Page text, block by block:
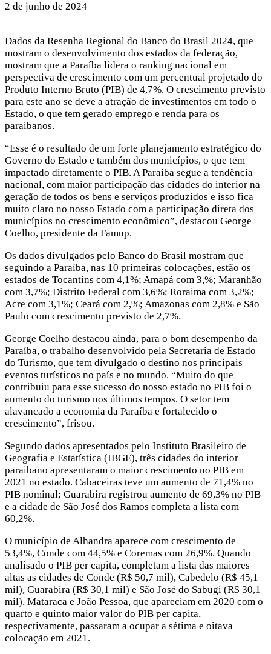
2 de junho de 2024
Dados da Resenha Regional do Banco do Brasil 2024, que
mostram o desenvolvimento dos estados da federação,
mostram que a Paraíba lidera o ranking nacional em
perspectiva de crescimento com um percentual projetado do
Produto Interno Bruto (PIB) de 4,7%. O crescimento previsto
para este ano se deve a atração de investimentos em todo o
Estado, o que tem gerado emprego e renda para os
paraibanos.
“Esse é o resultado de um forte planejamento estratégico do
Governo do Estado e também dos municípios, o que tem
impactado diretamente o PIB. A Paraíba segue a tendência
nacional, com maior participação das cidades do interior na
geração de todos os bens e serviços produzidos e isso fica
muito claro no nosso Estado com a participação direta dos
municípios no crescimento econômico”, destacou George
Coelho, presidente da Famup.
Os dados divulgados pelo Banco do Brasil mostram que
seguindo a Paraíba, nas 10 primeiras colocações, estão os
estados de Tocantins com 4,1%; Amapá com 3,%; Maranhão
com 3,7%; Distrito Federal com 3,6%; Roraima com 3,2%;
Acre com 3,1%; Ceará com 2,%; Amazonas com 2,8% e São
Paulo com crescimento previsto de 2,7%.
George Coelho destacou ainda, para o bom desempenho da
Paraíba, o trabalho desenvolvido pela Secretaria de Estado
do Turismo, que tem divulgado o destino nos principais
eventos turísticos no país e no mundo. “Muito do que
contribuiu para esse sucesso do nosso estado no PIB foi o
aumento do turismo nos últimos tempos. O setor tem
alavancado a economia da Paraíba e fortalecido o
crescimento”, frisou.
Segundo dados apresentados pelo Instituto Brasileiro de
Geografia e Estatística (IBGE), três cidades do interior
paraibano apresentaram o maior crescimento no PIB em
2021 no estado. Cabaceiras teve um aumento de 71,4% no
PIB nominal; Guarabira registrou aumento de 69,3% no PIB
e a cidade de São José dos Ramos completa a lista com
60,2%.
O município de Alhandra aparece com crescimento de
53,4%, Conde com 44,5% e Coremas com 26,9%. Quando
analisado o PIB per capita, completam a lista das maiores
altas as cidades de Conde (R$ 50,7 mil), Cabedelo (R$ 45,1
mil), Guarabira (R$ 30,1 mil) e São José do Sabugi (R$ 30,1
mil). Mataraca e João Pessoa, que apareciam em 2020 com o
quarto e quinto maior valor do PIB per capita,
respectivamente, passaram a ocupar a sétima e oitava
colocação em 2021.